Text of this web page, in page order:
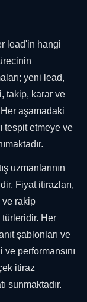
lead'in hangi
yeni lead,
takip, karar ve
Her aşamadaki
tespit etmeye ve
uzmanlarının
Fiyat itirazları,
ve rakip
türleridir. Her
şablonları ve
performansını
itiraz
sunmaktadır.